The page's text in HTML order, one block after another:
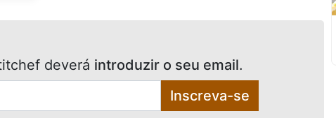
deverá introduzir o seu email.
Inscreva-se